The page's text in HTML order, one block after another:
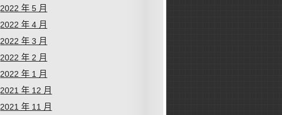
2022 年 5 月
2022 年 4 月
2022 年 3 月
2022 年 2 月
2022 年 1 月
2021 年 12 月
2021 年 11 月